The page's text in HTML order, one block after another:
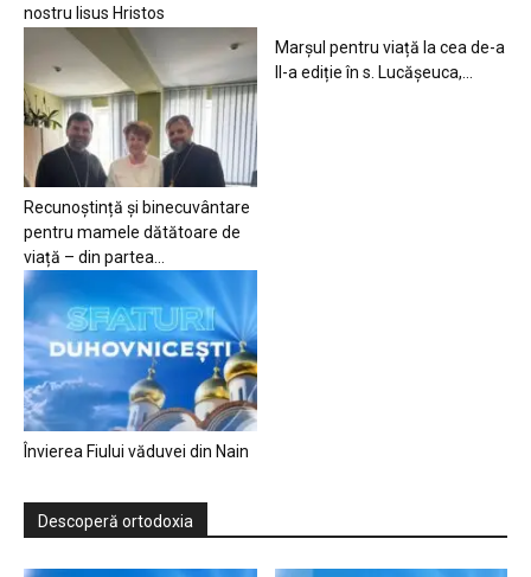
nostru Iisus Hristos
Recunoștință și binecuvântare
pentru mamele dătătoare de
viață – din partea...
Marșul pentru viață la cea de-a
II-a ediție în s. Lucășeuca,...
Învierea Fiului văduvei din Nain
Descoperă ortodoxia